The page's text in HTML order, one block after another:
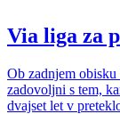
Via liga za
Ob zadnjem
zadovoljni s tem,
dvajset let v